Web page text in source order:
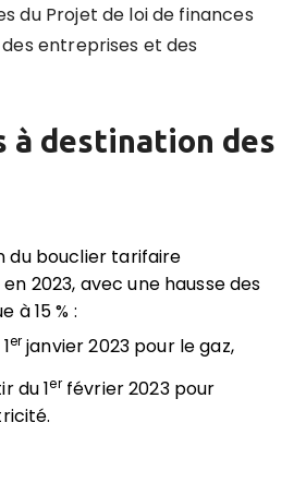
du Projet de loi de finances
entreprises et des
à destination des
du bouclier tarifaire
2023, avec une hausse des
à 15 % :
er janvier 2023 pour le gaz,
du 1erfévrier 2023 pour